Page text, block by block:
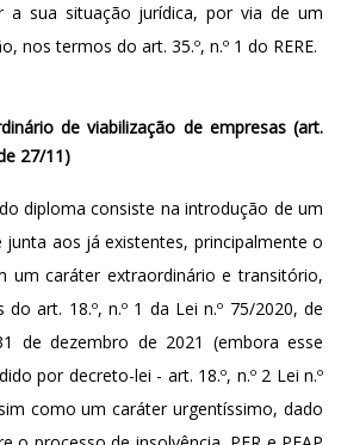
a sua situação jurídica, por via de um
nos termos do art. 35.º, n.º 1 do RERE.
de viabilização de empresas (art.
27/11)
diploma consiste na introdução de um
aos já existentes, principalmente o
um caráter extraordinário e transitório,
art. 18.º, n.º 1 da Lei n.º 75/2020, de
de dezembro de 2021 (embora esse
por decreto-lei - art. 18.º, n.º 2 Lei n.º
como um caráter urgentíssimo, dado